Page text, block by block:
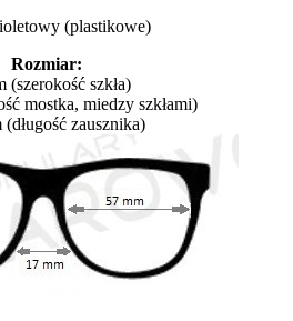
(plastikowe)
Rozmiar:
(szerokość szkła)
mostka, miedzy szkłami)
(długość zausznika)